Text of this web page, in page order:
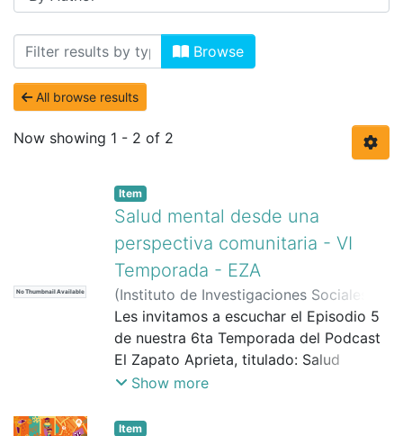
Browsing Podcast y Radio by Author
Browse
All browse results
Now showing 1 - 2 of 2
No Thumbnail Available
Item
Salud mental desde una
perspectiva comunitaria - VI
Temporada - EZA
(Instituto de Investigaciones Sociales
(IIS) ,18/10/2023)Arce Aguilar, Catalina
Azofeifa Ramos, Silvia;Dinartes
Bogantes, Andrés
Les invitamos a escuchar el Episodio 5
de nuestra 6ta Temporada del Podcast
El Zapato Aprieta, titulado: Salud
mental desde una perspectiva
¿La salud mental es un tema individual
Show more
Item